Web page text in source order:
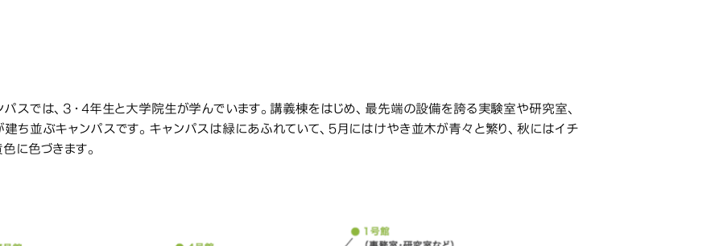
パスでは、3・4年生と大学院生が学んでいます。講義棟をはじめ、最先端の設備を誇る実験室や研究室、
建ち並ぶキャンパスです。キャンパスは緑にあふれていて、5月にはけやき並木が青々と繁り、秋にはイチ
に色づきます。